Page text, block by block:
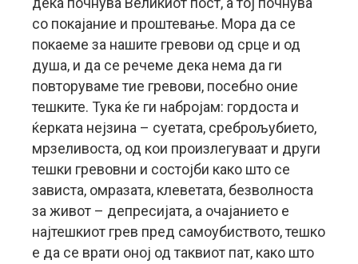
со покајание и проштевање. Мора да се
покаеме за нашите гревови од срце и од
душа, и да се речеме дека нема да ги
повторуваме тие гревови, посебно оние
тешките. Тука ќе ги набројам: гордоста и
ќерката нејзина – суетата, среброљубието,
мрзеливоста, од кои произлегуваат и други
тешки гревовни и состојби како што се
зависта, омразата, клеветата, безволноста
за живот – депресијата, а очајанието е
најтешкиот грев пред самоубиството, тешко
е да се врати оној од таквиот пат, како што